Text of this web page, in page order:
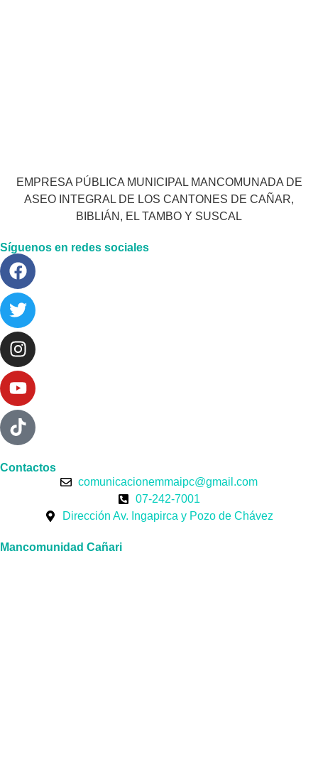
EMPRESA PÚBLICA MUNICIPAL MANCOMUNADA DE
ASEO INTEGRAL DE LOS CANTONES DE CAÑAR,
BIBLIÁN, EL TAMBO Y SUSCAL
Síguenos en redes sociales
Contactos
comunicacionemmaipc@gmail.com
07-242-7001
Dirección Av. Ingapirca y Pozo de Chávez
Mancomunidad Cañari